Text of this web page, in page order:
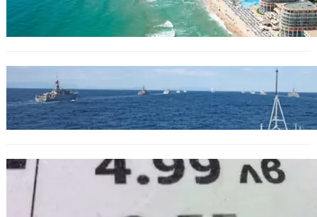
бази по Черноморието
Нов минен ловец за българския флот
пристига до края на годината
БЪЛГАРИЯ
Левът изчезва от етикетите: Търговците